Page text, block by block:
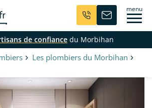
menu
de confiance du Morbihan
Les plombiers du Morbihan